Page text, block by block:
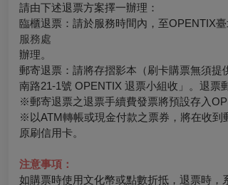
請由下述退票方案擇一辦理：
臨櫃退票：請於服務時間內，至OPENTIX
服務處
辦理。
郵寄退票：請將存摺影本（刷卡購票無須
南路21-1號 OPENTIX 退票小組收」。退票
※郵寄退票之退票手續費發票將預設存入
※以ATM轉帳或現金付款之票券，將在收到
原刷信用卡。
注意事項：
如購票時使用文化幣或點數折抵，退票時